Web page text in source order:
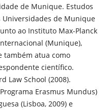
de Munique. Estudos
Universidades de Munique
ao Instituto Max-Planck
(Munique),
também atua como
científico.
Law School (2008).
Erasmus Mundus)
(Lisboa, 2009) e